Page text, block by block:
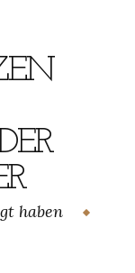
haben